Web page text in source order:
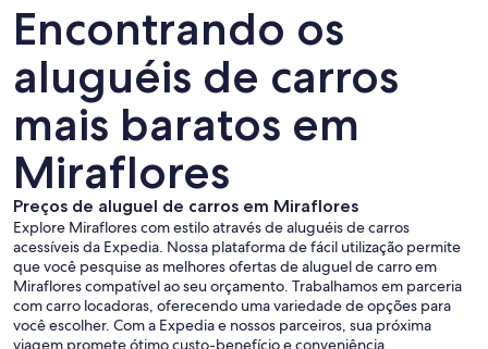
Encontrando os
aluguéis de carros
mais baratos em
Miraflores
Preços de aluguel de carros em Miraflores
Explore Miraflores com estilo através de aluguéis de carros
acessíveis da Expedia. Nossa plataforma de fácil utilização permite
que você pesquise as melhores ofertas de aluguel de carro em
Miraflores compatível ao seu orçamento. Trabalhamos em parceria
com carro locadoras, oferecendo uma variedade de opções para
você escolher. Com a Expedia e nossos parceiros, sua próxima
viagem promete ótimo custo-benefício e conveniência.